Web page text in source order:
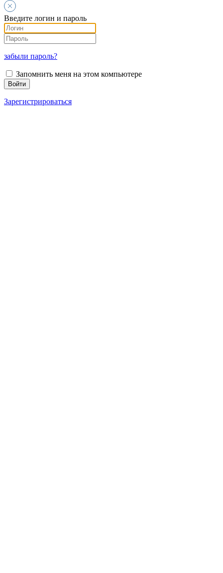
Введите логин и пароль
забыли пароль?
Запомнить меня на этом компьютере
Зарегистрироваться